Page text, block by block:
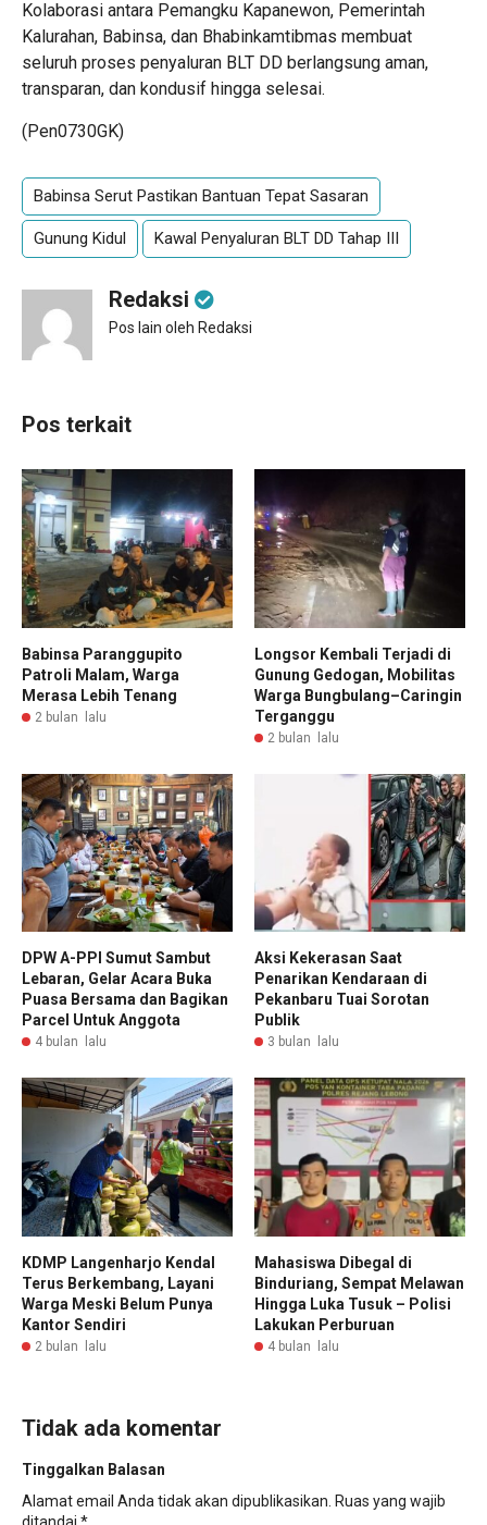
Kolaborasi antara Pemangku Kapanewon, Pemerintah
Kalurahan, Babinsa, dan Bhabinkamtibmas membuat
seluruh proses penyaluran BLT DD berlangsung aman,
transparan, dan kondusif hingga selesai.
(Pen0730GK)
Babinsa Serut Pastikan Bantuan Tepat Sasaran
Gunung Kidul Kawal Penyaluran BLT DD Tahap III
Redaksi
Pos lain oleh Redaksi
Pos terkait
Babinsa Paranggupito
Patroli Malam, Warga
Merasa Lebih Tenang
2 bulan lalu
Longsor Kembali Terjadi di
Gunung Gedogan, Mobilitas
Warga Bungbulang–Caringin
Terganggu
2 bulan lalu
DPW A-PPI Sumut Sambut
Lebaran, Gelar Acara Buka
Puasa Bersama dan Bagikan
Parcel Untuk Anggota
4 bulan lalu
Aksi Kekerasan Saat
Penarikan Kendaraan di
Pekanbaru Tuai Sorotan
Publik
3 bulan lalu
KDMP Langenharjo Kendal
Terus Berkembang, Layani
Warga Meski Belum Punya
Kantor Sendiri
2 bulan lalu
Mahasiswa Dibegal di
Binduriang, Sempat Melawan
Hingga Luka Tusuk – Polisi
Lakukan Perburuan
4 bulan lalu
Tidak ada komentar
Tinggalkan Balasan
Alamat email Anda tidak akan dipublikasikan. Ruas yang wajib